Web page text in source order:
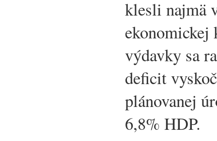
klesli najmä
ekonomickej
výdavky sa
deficit
plánovanej
6,8% HDP.